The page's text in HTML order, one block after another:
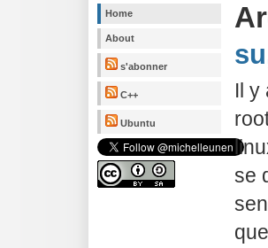
Home
About
s'abonner
C++
Ubuntu
Il y
se